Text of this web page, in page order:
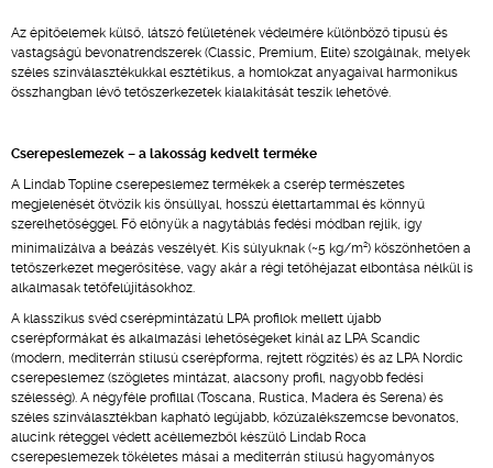
Az építőelemek külső, látszó felületének védelmére különböző típusú és
vastagságú bevonatrendszerek (Classic, Premium, Elite) szolgálnak, melyek
széles színválasztékukkal esztétikus, a homlokzat anyagaival harmonikus
összhangban lévő tetőszerkezetek kialakítását teszik lehetővé.
Cserepeslemezek – a lakosság kedvelt terméke
A Lindab Topline cserepeslemez termékek a cserép természetes
megjelenését ötvözik kis önsúllyal, hosszú élettartammal és könnyű
szerelhetőséggel. Fő előnyük a nagytáblás fedési módban rejlik, így
minimalizálva a beázás veszélyét. Kis súlyuknak (~5 kg/m2) köszönhetően a
tetőszerkezet megerősítése, vagy akár a régi tetőhéjazat elbontása nélkül is
alkalmasak tetőfelújításokhoz.
A klasszikus svéd cserépmintázatú LPA profilok mellett újabb
cserépformákat és alkalmazási lehetőségeket kínál az LPA Scandic
(modern, mediterrán stílusú cserépforma, rejtett rögzítés) és az LPA Nordic
cserepeslemez (szögletes mintázat, alacsony profil, nagyobb fedési
szélesség). A négyféle profillal (Toscana, Rustica, Madera és Serena) és
széles színválasztékban kapható legújabb, kőzúzalékszemcse bevonatos,
alucink réteggel védett acéllemezből készülő Lindab Roca
cserepeslemezek tökéletes másai a mediterrán stílusú hagyományos